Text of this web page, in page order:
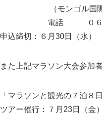
（モンゴル国際マラ
電話 ０６－６３５
申込締切：６月30日（水）
また上記マラソン大会参加
「マラソンと観光の７泊８日
ツアー催行：７月23日（金